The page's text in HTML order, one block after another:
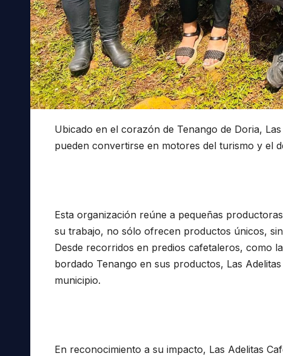
Ubicado en el corazón de Tenango de Doria,
pueden convertirse en motores del turismo y el
Esta organización reúne a pequeñas
su trabajo, no sólo ofrecen productos únicos,
Desde recorridos en predios cafetaleros, como
bordado Tenango en sus productos, Las
municipio.
En reconocimiento a su impacto, Las Adelitas